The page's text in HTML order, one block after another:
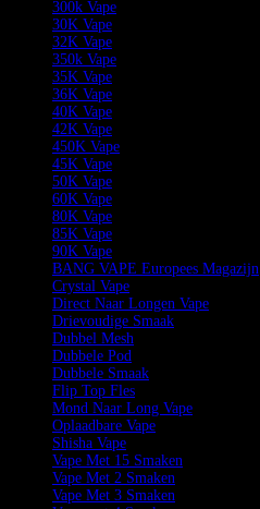
300k Vape
30K Vape
32K Vape
350k Vape
35K Vape
36K Vape
40K Vape
42K Vape
450K Vape
45K Vape
50K Vape
60K Vape
80K Vape
85K Vape
90K Vape
BANG VAPE Europees Magazijn
Crystal Vape
Direct Naar Longen Vape
Drievoudige Smaak
Dubbel Mesh
Dubbele Pod
Dubbele Smaak
Flip Top Fles
Mond Naar Long Vape
Oplaadbare Vape
Shisha Vape
Vape Met 15 Smaken
Vape Met 2 Smaken
Vape Met 3 Smaken